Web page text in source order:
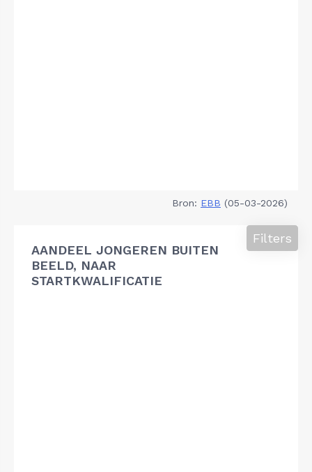
Bron: EBB (05-03-2026)
AANDEEL JONGEREN BUITEN
BEELD, NAAR
STARTKWALIFICATIE
Filters